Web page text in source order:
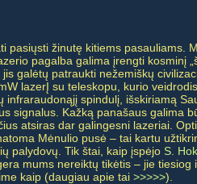
pasiųsti žinutę kitiems pasauliams.
pagalba galima įrengti kosminį
galėtų patraukti nežemiškų
lazerĮ su teleskopu, kurio
infraraudonąjį spindulį, išskiriamą
signalus. Kažką panašaus galima
atsiras dar galingesni lazeriai.
Mėnulio pusė – tai kartu
palydovų. Tik štai, kaip įspėjo S.
mums nereiktų tikėtis – jie tiesiog
kaip (daugiau apie tai >>>>>).